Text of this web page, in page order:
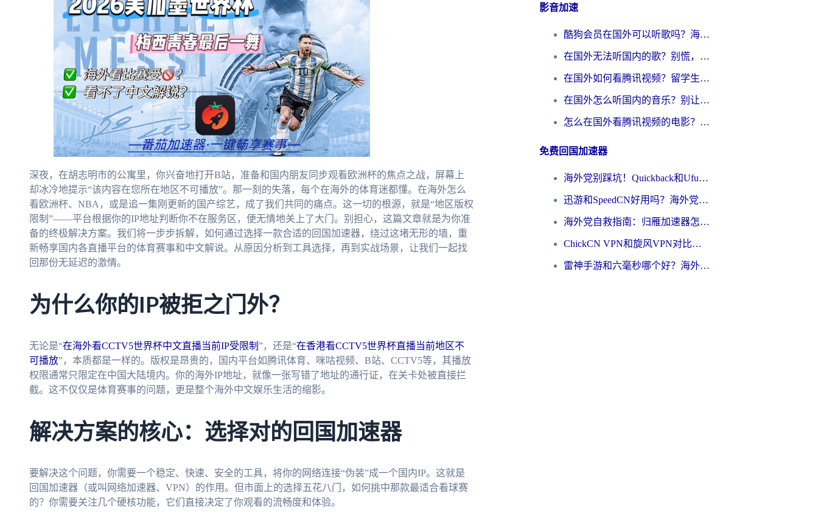
深夜，在胡志明市的公寓里，你兴奋地打开B站，准备和国内朋友同步观看欧洲杯的焦点之战，屏幕上
却冰冷地提示“该内容在您所在地区不可播放”。那一刻的失落，每个在海外的体育迷都懂。在海外怎么
看欧洲杯、NBA，或是追一集刚更新的国产综艺，成了我们共同的痛点。这一切的根源，就是“地区版权
限制”——平台根据你的IP地址判断你不在服务区，便无情地关上了大门。别担心，这篇文章就是为你准
备的终极解决方案。我们将一步步拆解，如何通过选择一款合适的回国加速器，绕过这堵无形的墙，重
新畅享国内各直播平台的体育赛事和中文解说。从原因分析到工具选择，再到实战场景，让我们一起找
回那份无延迟的激情。
为什么你的IP被拒之门外？
无论是“在海外看CCTV5世界杯中文直播当前IP受限制 ”，还是“在香港看CCTV5世界杯直播当前地区不
可播放”，本质都是一样的。版权是昂贵的，国内平台如腾讯体育、咪咕视频、B站、CCTV5等，其播放
权限通常只限定在中国大陆境内。你的海外IP地址，就像一张写错了地址的通行证，在关卡处被直接拦
截。这不仅仅是体育赛事的问题，更是整个海外中文娱乐生活的缩影。
解决方案的核心：选择对的回国加速器
要解决这个问题，你需要一个稳定、快速、安全的工具，将你的网络连接“伪装”成一个国内IP。这就是
回国加速器（或叫网络加速器、VPN）的作用。但市面上的选择五花八门，如何挑中那款最适合看球赛
的？你需要关注几个硬核功能，它们直接决定了你观看的流畅度和体验。
影音加速
酷狗会员在国外可以听歌吗？海外党亲测有效：3步解决音乐权限难题
在国外无法听国内的歌？别慌，这样操作就能畅听QQ音乐（附亲测加速器推荐）
在国外如何看腾讯视频？留学生亲测有效的回国加速方案
在国外怎么听国内的音乐？别让版权限制断了你的华语歌单
怎么在国外看腾讯视频的电影？海外党亲测有效的回国加速指南
免费回国加速器
海外党别踩坑！Quickback和UfunR好用吗？选对回国加速器才能无缝刷国内资源
迅游和SpeedCN好用吗？海外党如何破解那道看不见的墙
海外党自救指南：归雁加速器怎么样？教你避开坑实现国内资源无缝访问
ChickCN VPN和旋风VPN对比哪个回国效果更好？海外用户的选择困境与出路
雷神手游和六毫秒哪个好？海外党如何真正解锁国内资源